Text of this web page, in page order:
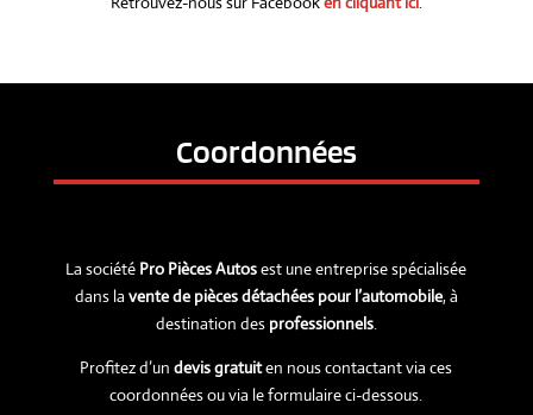
Coordonnées
La société Pro Pièces Autosest une entreprise spécialisée
dans la vente de pièces détachées pour l’automobile, à
destination des professionnels.
Profitez d’undevis gratuiten nous contactant via ces
coordonnées ou via le formulaire ci-dessous.